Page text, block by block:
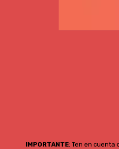
IMPORTANTE: Ten en cuenta